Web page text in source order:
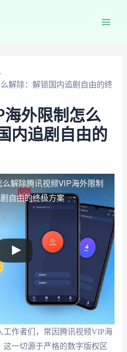
解除：解锁国内追剧自由的终
海外限制怎么
内追剧自由的
么解除腾讯视频VIP海外限制
自由的终极方案
工作者们，常因腾讯视频VIP海
一切源于严格的数字版权区